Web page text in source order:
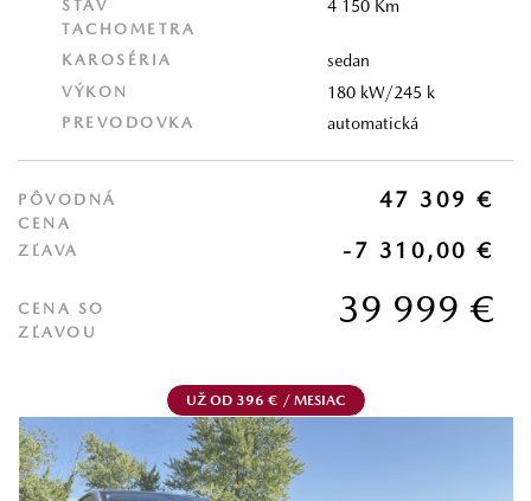
STAV
TACHOMETRA
4 150 Km
KAROSÉRIA sedan
VÝKON 180 kW/245 k
PREVODOVKA automatická
PÔVODNÁ
CENA
47 309 €
ZĽAVA -7 310,00 €
CENA SO
ZĽAVOU
39 999 €
UŽ OD 396 € / MESIAC